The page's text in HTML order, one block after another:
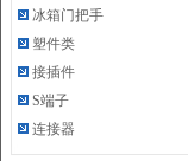
冰箱门把手
塑件类
接插件
S端子
连接器